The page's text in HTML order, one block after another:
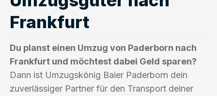
Frankfurt
Du planst einen Umzug von Paderborn nach
Frankfurt und möchtest dabei Geld sparen?
Dann ist Umzugskönig Baier Paderborn dein
zuverlässiger Partner für den Transport deiner